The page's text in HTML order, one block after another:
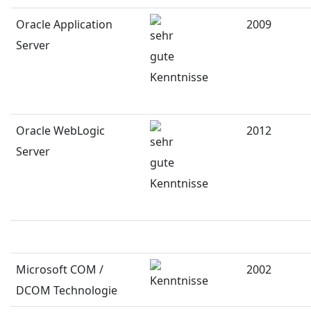
Oracle Application
Server
2009
Oracle WebLogic
Server
2012
Microsoft COM /
DCOM Technologie
2002